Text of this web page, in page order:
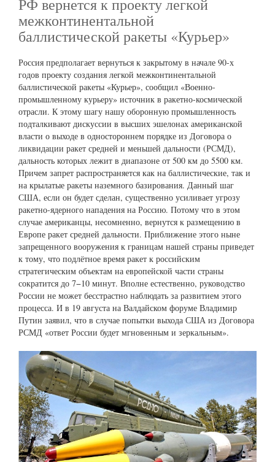
РФ вернется к проекту легкой
межконтинентальной
баллистической ракеты «Курьер»
Россия предполагает вернуться к закрытому в начале 90-х
годов проекту создания легкой межконтинентальной
баллистической ракеты «Курьер», сообщил «Военно-
промышленному курьеру» источник в ракетно-космической
отрасли. К этому шагу нашу оборонную промышленность
подталкивают дискуссии в высших эшелонах американской
власти о выходе в одностороннем порядке из Договора о
ликвидации ракет средней и меньшей дальности (РСМД),
дальность которых лежит в диапазоне от 500 км до 5500 км.
Причем запрет распространяется как на баллистические, так и
на крылатые ракеты наземного базирования. Данный шаг
США, если он будет сделан, существенно усиливает угрозу
ракетно-ядерного нападения на Россию. Потому что в этом
случае американцы, несомненно, вернутся к размещению в
Европе ракет средней дальности. Приближение этого ныне
запрещенного вооружения к границам нашей страны приведет
к тому, что подлётное время ракет к российским
стратегическим объектам на европейской части страны
сократится до 7−10 минут. Вполне естественно, руководство
России не может бесстрастно наблюдать за развитием этого
процесса. И в 19 августа на Валдайском форуме Владимир
Путин заявил, что в случае попытки выхода США из Договора
РСМД «ответ России будет мгновенным и зеркальным».